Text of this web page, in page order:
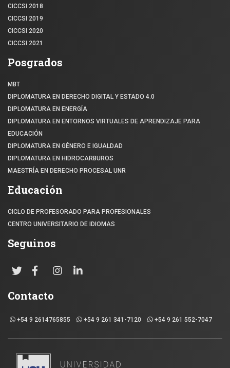
CICCSI 2018
CICCSI 2019
CICCSI 2020
CICCSI 2021
Posgrados
MBT
DIPLOMATURA EN DERECHO DIGITAL Y ESTADO 4.0
DIPLOMATURA EN ENERGÍA
DIPLOMATURA EN ENTORNOS VIRTUALES DE APRENDIZAJE PARA
EDUCACIÓN
DIPLOMATURA EN GÉNERO E IGUALDAD
DIPLOMATURA EN HIDROCARBUROS
MAESTRÍA EN DERECHO PROCESAL UNR
Educación
CICLO DE PROFESORADO PARA PROFESIONALES
CENTRO UNIVERSITARIO DE IDIOMAS
Seguinos
Contacto
+54 9 2614765855 +54 9 261 341-7120 +54 9 261 552-7047